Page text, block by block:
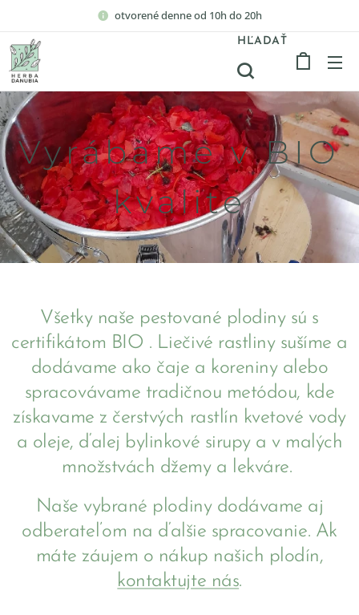
otvorené denne od 10h do 20h
HĽADAŤ
Vyrábame v BIO
kvalite
Všetky naše pestované plodiny sú s
certifikátom BIO . Liečivé rastliny sušíme a
dodávame ako čaje a koreniny alebo
spracovávame tradičnou metódou, kde
získavame z čerstvých rastlín kvetové vody
a oleje, ďalej bylinkové sirupy a v malých
množstvách džemy a lekváre.
Naše vybrané plodiny dodávame aj
odberateľom na ďalšie spracovanie. Ak
máte záujem o nákup našich plodín,
kontaktujte nás.